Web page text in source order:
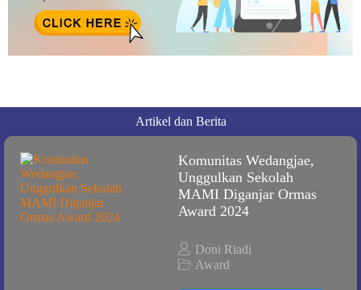
Artikel dan Berita
Komunitas Wedangjae,
Unggulkan Sekolah
MAMI Diganjar Ormas
Award 2024
Doni Riadi
Award